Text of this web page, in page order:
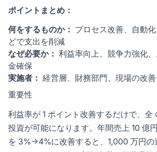
ポイントまとめ：
何をするものか： プロセス改善、自動
どで支出を削減
なぜ必要か： 利益率向上、競争力強化
金確保
実施者： 経営層、財務部門、現場の改
重要性
利益率が 1 ポイント改善するだけで、全
投資が可能になります。年間売上 10 億
を 3%→4%に改善すると、1,000 万円の